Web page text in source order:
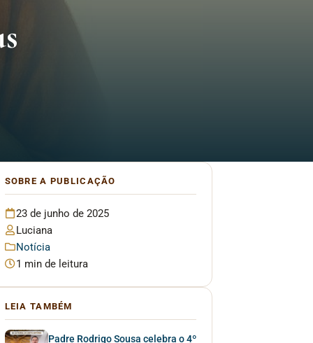
SOBRE A PUBLICAÇÃO
23 de junho de 2025
Luciana
Notícia
1 min de leitura
LEIA TAMBÉM
Padre Rodrigo Sousa celebra o 4º